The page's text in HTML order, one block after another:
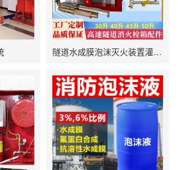
隧道水成膜泡沫灭火装置灌装要点